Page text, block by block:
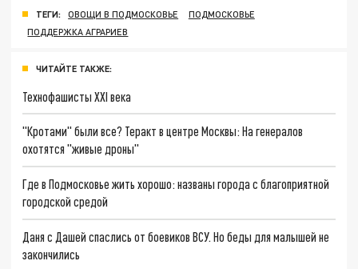
ТЕГИ: ОВОЩИ В ПОДМОСКОВЬЕ
ПОДМОСКОВЬЕ
ПОДДЕРЖКА АГРАРИЕВ
ЧИТАЙТЕ ТАКЖЕ:
Технофашисты XXI века
"Кротами" были все? Теракт в центре Москвы: На генералов
охотятся "живые дроны"
Где в Подмосковье жить хорошо: названы города с благоприятной
городской средой
Даня с Дашей спаслись от боевиков ВСУ. Но беды для малышей не
закончились